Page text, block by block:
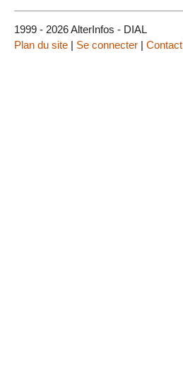
1999 - 2026 AlterInfos - DIAL
Plan du site | Se connecter | Contact